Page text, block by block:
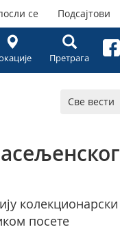
Претрага
се Подсајтови
Све вести
колекционарски
посете